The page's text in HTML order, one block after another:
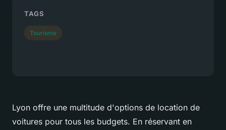
Lyon offre une multitude d'options de location de
voitures pour tous les budgets. En réservant en
TAGS
Tourisme